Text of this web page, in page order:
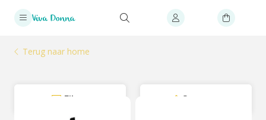
Terug naar home
Filter Sorteer